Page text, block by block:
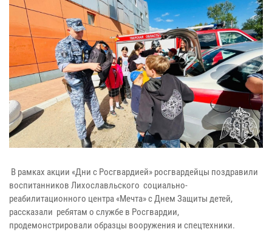
В рамках акции «Дни с Росгвардией» росгвардейцы поздравили
воспитанников Лихославльского социально-
реабилитационного центра «Мечта» с Днем Защиты детей,
рассказали ребятам о службе в Росгвардии,
продемонстрировали образцы вооружения и спецтехники.